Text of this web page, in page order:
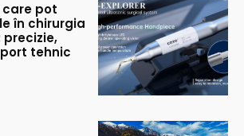
care pot
în chirurgia
tehnic